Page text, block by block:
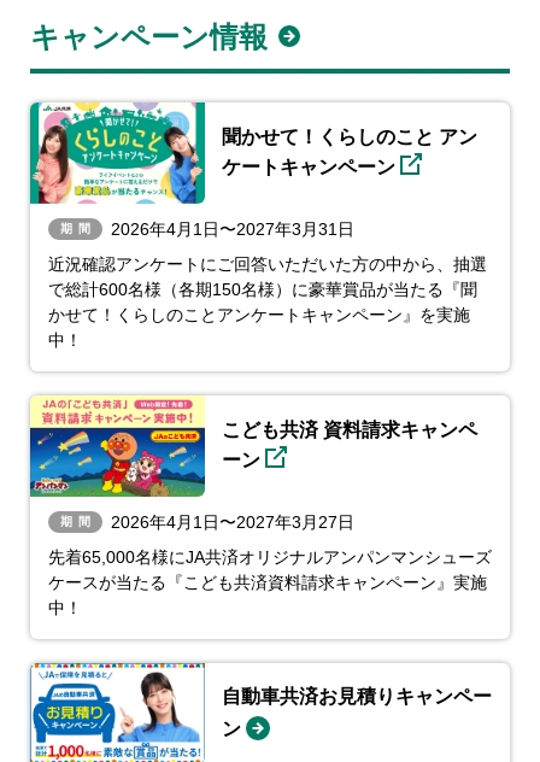
キャンペーン情報
聞かせて！くらしのこと アン
ケートキャンペーン
期間
2026年4月1日〜2027年3月31日
近況確認アンケートにご回答いただいた方の中から、抽選
で総計600名様（各期150名様）に豪華賞品が当たる『聞
かせて！くらしのことアンケートキャンペーン』を実施
中！
こども共済 資料請求キャンペ
ーン
期間
2026年4月1日〜2027年3月27日
先着65,000名様にJA共済オリジナルアンパンマンシューズ
ケースが当たる『こども共済資料請求キャンペーン』実施
中！
自動車共済お見積りキャンペー
ン